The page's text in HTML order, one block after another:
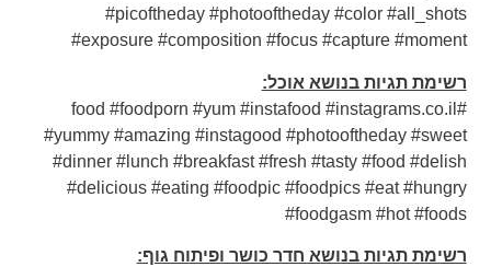
#picoftheday #photooftheday #color #all_shots
#exposure #composition #focus #capture #moment
רשימת תגיות בנושא אוכל:
#food #foodporn #yum #instafood #instagrams.co.il
#yummy #amazing #instagood #photooftheday #sweet
#dinner #lunch #breakfast #fresh #tasty #food #delish
#delicious #eating #foodpic #foodpics #eat #hungry
#foodgasm #hot #foods
רשימת תגיות בנושא חדר כושר ופיתוח גוף: